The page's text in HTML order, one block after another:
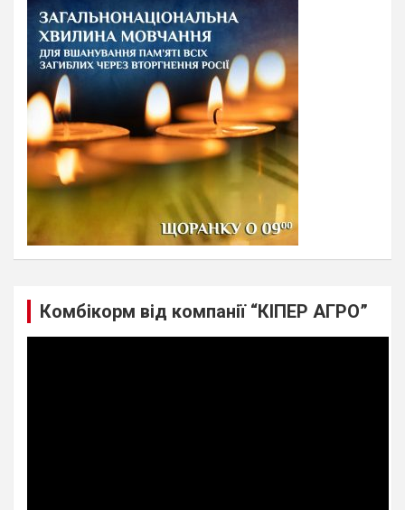
Комбікорм від компанії “КІПЕР АГРО”